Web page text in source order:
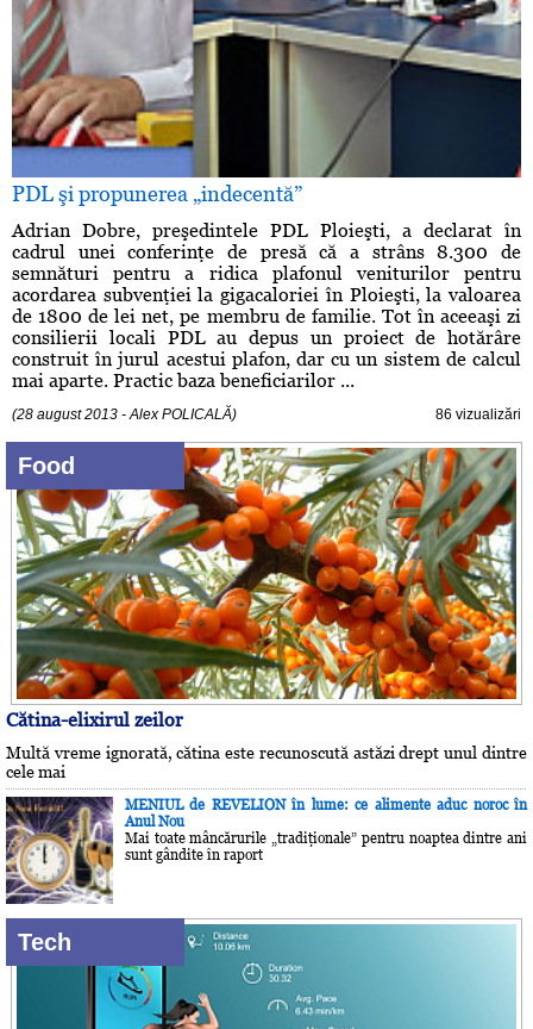
PDL şi propunerea „indecentă”
Adrian Dobre, preşedintele PDL Ploieşti, a declarat în
cadrul unei conferinţe de presă că a strâns 8.300 de
semnături pentru a ridica plafonul veniturilor pentru
acordarea subvenţiei la gigacaloriei în Ploieşti, la valoarea
de 1800 de lei net, pe membru de familie. Tot în aceeaşi zi
consilierii locali PDL au depus un proiect de hotărâre
construit în jurul acestui plafon, dar cu un sistem de calcul
mai aparte. Practic baza beneficiarilor ...
(28 august 2013 - Alex POLICALĂ) 86 vizualizări
Food
Cătina-elixirul zeilor
Multă vreme ignorată, cătina este recunoscută astăzi drept unul dintre
cele mai
MENIUL de REVELION în lume: ce alimente aduc noroc în
Anul Nou
Mai toate mâncărurile „tradiţionale” pentru noaptea dintre ani
sunt gândite în raport
Tech